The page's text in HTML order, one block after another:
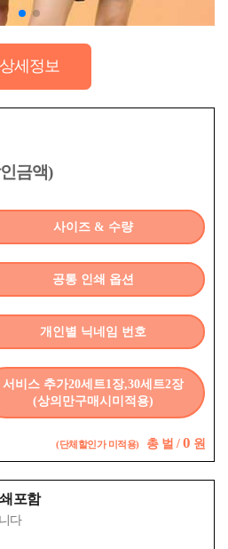
상세정보
금액)
사이즈 & 수량
공통 인쇄 옵션
개인별 닉네임 번호
서비스 추가20세트1장,30세트2장
(상의만구매시미적용)
(단체할인가 미적용) 총 벌 / 0 원
포함
다